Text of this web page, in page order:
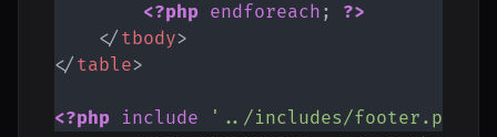
<?php endforeach ;
?>
</ tbody>
</ table>
<?php include '../includes/footer.php'